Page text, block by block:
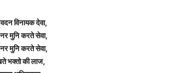
विनायक देवा,
मुनि करते सेवा,
मुनि करते सेवा,
भक्तो की लाज,